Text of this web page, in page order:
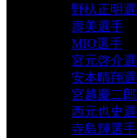
野杁正明
壽美選手
MIO選手
宮元啓介
安本晴翔
宮越慶二
西元也史
寺島輝選手